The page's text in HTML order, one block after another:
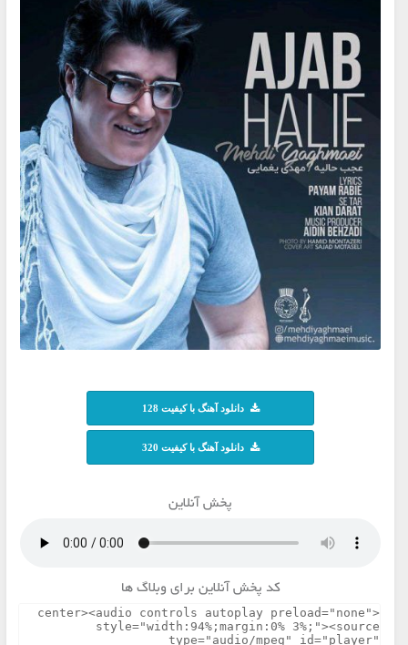
دانلود آهنگ با کیفیت 128
دانلود آهنگ با کیفیت 320
پخش آنلاین
کد پخش آنلاین برای وبلاگ ها